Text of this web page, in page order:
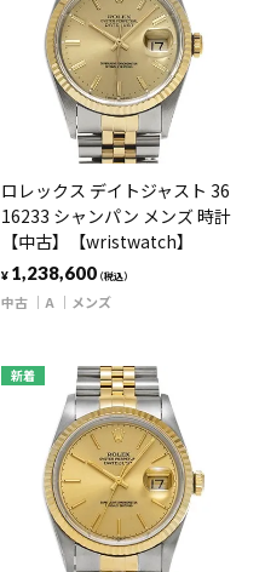
ロレックス デイトジャスト 36
16233 シャンパン メンズ 時計
【中古】【wristwatch】
¥ 1,238,600（税込）
中古 A メンズ
新着